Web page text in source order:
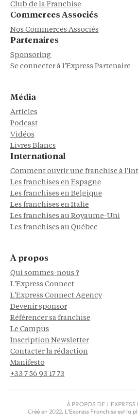
Club de la Franchise
Commerces Associés
Nos Commerces Associés
Partenaires
Sponsoring
Se connecter à l'Express Partenaire
Média
Articles
Podcast
Vidéos
Livres Blancs
International
Comment ouvrir une franchise à
Les franchises en Espagne
Les franchises en Belgique
Les franchises en Italie
Les franchises au Royaume-Uni
Les franchises au Québec
À propos
Qui sommes-nous ?
L'Express Connect
L'Express Connect Agency
Devenir sponsor
Référencer sa franchise
Le Campus
Inscription Newsletter
Contacter la rédaction
Manifesto
+33 7 56 93 17 73
À PROPOS DE L'EXPRESS
Créé en 2022, L'Express Franchise est la